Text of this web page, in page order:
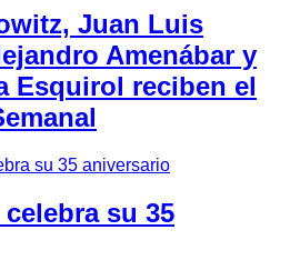
Juan Luis
Amenábar y
Esquirol reciben el
su 35